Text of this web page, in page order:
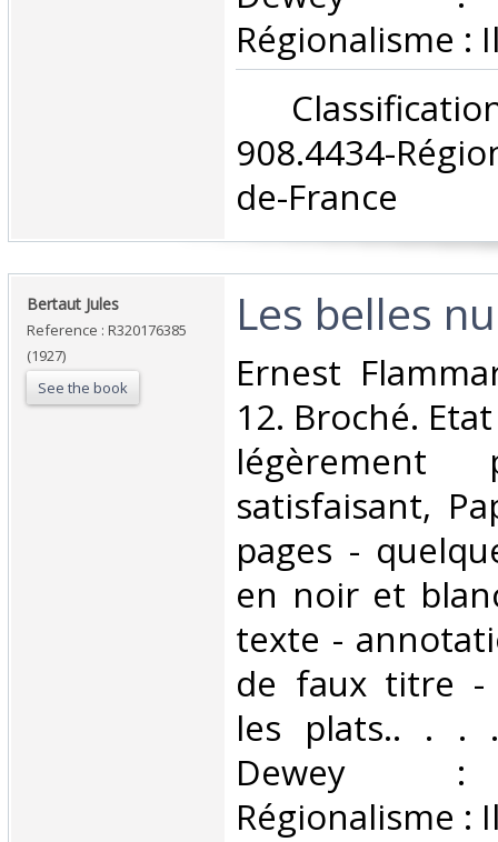
Régionalisme :
908.4434-
de-France‎
‎Bertaut Jules‎
Reference : R320176385
(1927)
See the book
‎Les belles
‎Ernest
12. Broché.
légèrement
satisfaisant,
pages -
en noir et
texte -
de faux titre -
les plats.. . . .
Dewey :
Régionalisme :